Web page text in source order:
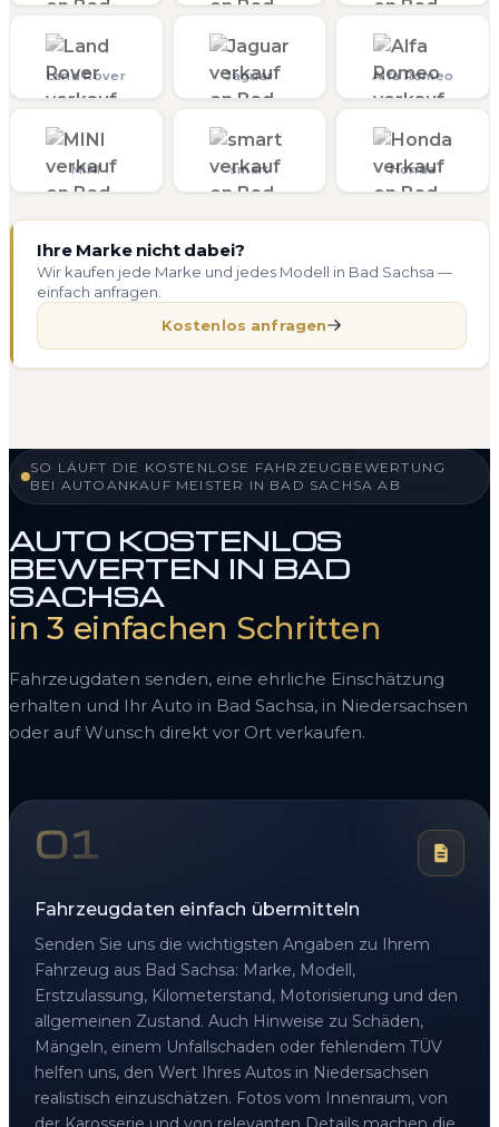
Land Rover Jaguar Alfa Romeo
MINI smart Honda
Ihre Marke nicht dabei?
Wir kaufen jede Marke und jedes Modell in Bad Sachsa —
einfach anfragen.
Kostenlos anfragen
SO LÄUFT DIE KOSTENLOSE FAHRZEUGBEWERTUNG
BEI AUTOANKAUF MEISTER IN BAD SACHSA AB
AUTO KOSTENLOS
BEWERTEN IN BAD
SACHSA
in 3 einfachen Schritten
Fahrzeugdaten senden, eine ehrliche Einschätzung
erhalten und Ihr Auto in Bad Sachsa, in Niedersachsen
oder auf Wunsch direkt vor Ort verkaufen.
01
Fahrzeugdaten einfach übermitteln
Senden Sie uns die wichtigsten Angaben zu Ihrem
Fahrzeug aus Bad Sachsa: Marke, Modell,
Erstzulassung, Kilometerstand, Motorisierung und den
allgemeinen Zustand. Auch Hinweise zu Schäden,
Mängeln, einem Unfallschaden oder fehlendem TÜV
helfen uns, den Wert Ihres Autos in Niedersachsen
realistisch einzuschätzen. Fotos vom Innenraum, von